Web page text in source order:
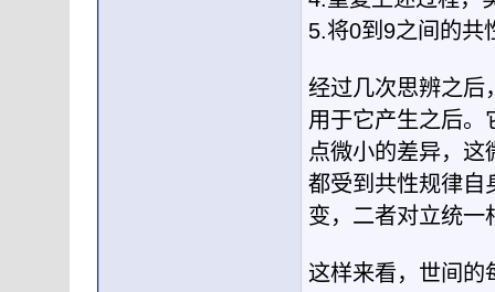
5.将0到9之间的共
经过几次思辨之后
用于它产生之后。
点微小的差异，这
都受到共性规律自
变，二者对立统一
这样来看，世间的